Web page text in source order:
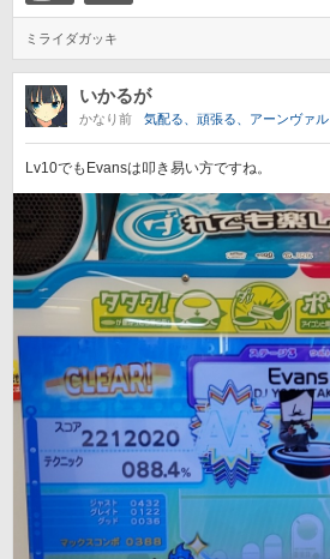
ミライダガッキ
いかるが
かなり前 気配る、頑張る、アーンヴァル
Lv10でもEvansは叩き易い方ですね。